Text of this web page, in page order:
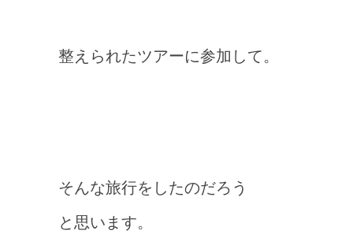
整えられたツアーに参加して。
そんな旅行をしたのだろう
と思います。